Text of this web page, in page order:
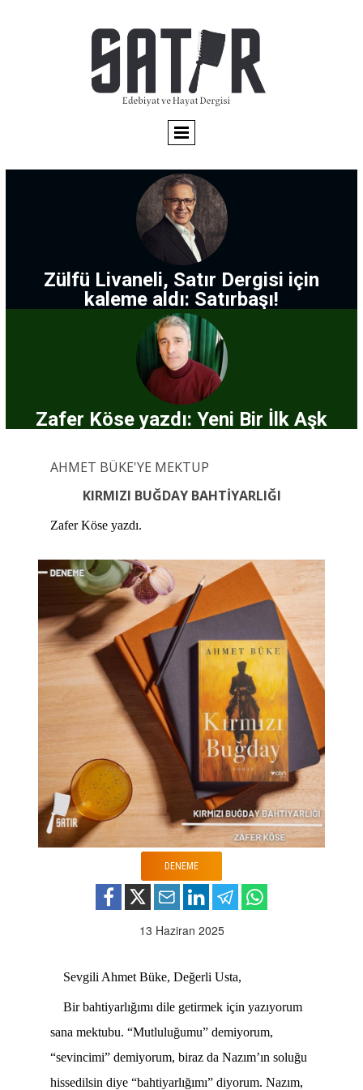
Zülfü Livaneli, Satır Dergisi için
kaleme aldı: Satırbaşı!
Zafer Köse yazdı: Yeni Bir İlk Aşk
AHMET BÜKE'YE MEKTUP
KIRMIZI BUĞDAY BAHTİYARLIĞI
Zafer Köse yazdı.
DENEME
13 Haziran 2025
Sevgili Ahmet Büke, Değerli Usta,
Bir bahtiyarlığımı dile getirmek için yazıyorum
sana mektubu. “Mutluluğumu” demiyorum,
“sevincimi” demiyorum, biraz da Nazım’ın soluğu
hissedilsin diye “bahtiyarlığımı” diyorum. Nazım,